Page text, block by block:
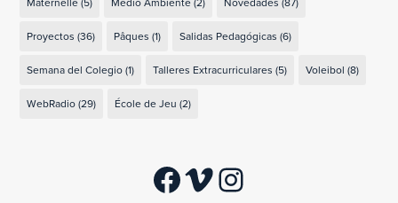
Proyectos (36) Pâques (1) Salidas Pedagógicas (6)
Semana del Colegio(1) Talleres Extracurriculares (5) Voleibol (8)
WebRadio(29) École de Jeu (2)
Facebook
VimeoInstagram